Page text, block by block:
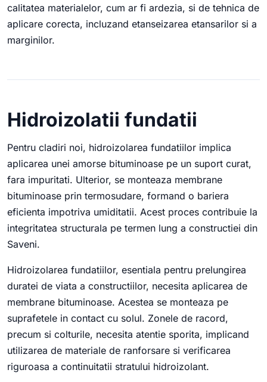
calitatea materialelor, cum ar fi ardezia, si de tehnica de
aplicare corecta, incluzand etanseizarea etansarilor si a
marginilor.
Hidroizolatii fundatii
Pentru cladiri noi, hidroizolarea fundatiilor implica
aplicarea unei amorse bituminoase pe un suport curat,
fara impuritati. Ulterior, se monteaza membrane
bituminoase prin termosudare, formand o bariera
eficienta impotriva umiditatii. Acest proces contribuie la
integritatea structurala pe termen lung a constructiei din
Saveni.
Hidroizolarea fundatiilor, esentiala pentru prelungirea
duratei de viata a constructiilor, necesita aplicarea de
membrane bituminoase. Acestea se monteaza pe
suprafetele in contact cu solul. Zonele de racord,
precum si colturile, necesita atentie sporita, implicand
utilizarea de materiale de ranforsare si verificarea
riguroasa a continuitatii stratului hidroizolant.